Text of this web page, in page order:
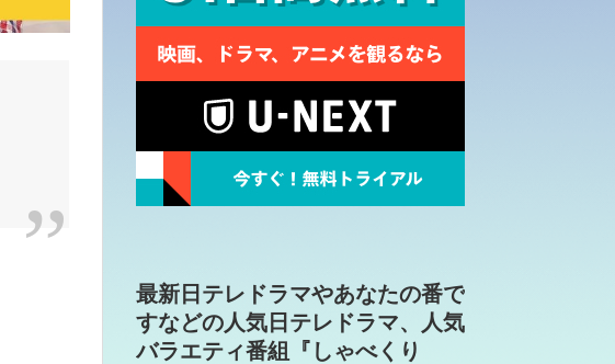
最新日テレドラマやあなたの番で
すなどの人気日テレドラマ、人気
バラエティ番組『しゃべくり